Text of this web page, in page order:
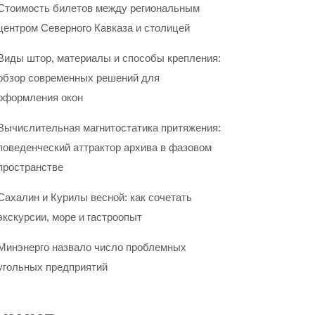
билетов между региональным
Северного Кавказа и столицей
штор, материалы и способы крепления:
современных решений для
окон
магнитостатика притяжения:
аттрактор архива в фазовом
и Курилы весной: как сочетать
море и гастроопыт
назвало число проблемных
предприятий